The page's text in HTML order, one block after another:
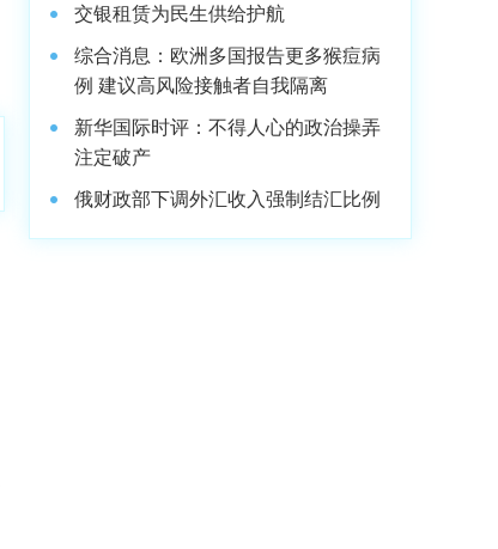
交银租赁为民生供给护航
综合消息：欧洲多国报告更多猴痘病
例 建议高风险接触者自我隔离
新华国际时评：不得人心的政治操弄
注定破产
俄财政部下调外汇收入强制结汇比例